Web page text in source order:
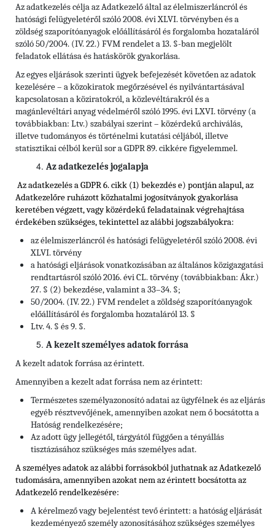
Az adatkezelés célja az Adatkezelő által az élelmiszerláncról és
hatósági felügyeletéről szóló 2008. évi XLVI. törvényben és a
zöldség szaporítóanyagok előállításáról és forgalomba hozataláról
szóló 50/2004. (IV. 22.) FVM rendelet a 13. §-ban megjelölt
feladatok ellátása és hatáskörök gyakorlása.
Az egyes eljárások szerinti ügyek befejezését követően az adatok
kezelésére – a közokiratok megőrzésével és nyilvántartásával
kapcsolatosan a köziratokról, a közlevéltárakról és a
magánlevéltári anyag védelméről szóló 1995. évi LXVI. törvény (a
továbbiakban: Ltv.) szabályai szerint – közérdekű archiválás,
illetve tudományos és történelmi kutatási céljából, illetve
statisztikai célból kerül sor a GDPR 89. cikkére figyelemmel.
Az adatkezelés jogalapja
Az adatkezelés a GDPR 6. cikk (1) bekezdés e) pontján alapul, az
Adatkezelőre ruházott közhatalmi jogosítványok gyakorlása
keretében végzett, vagy közérdekű feladatainak végrehajtása
érdekében szükséges, tekintettelaz alábbi jogszabályokra:
az élelmiszerláncról és hatósági felügyeletéről szóló 2008. évi
XLVI. törvény
a hatósági eljárások vonatkozásában az általános közigazgatási
rendtartásról szóló 2016. évi CL. törvény (továbbiakban: Ákr.)
27. § (2) bekezdése, valamint a 33–34. §;
50/2004. (IV. 22.) FVM rendelet a zöldség szaporítóanyagok
előállításáról és forgalomba hozataláról 13. §
Ltv. 4. § és 9. §.
A kezelt személyes adatok forrása
A kezelt adatok forrása az érintett.
Amennyiben a kezelt adat forrása nem az érintett:
Természetes személyazonosító adatai az ügyfélnek és az eljárás
egyéb résztvevőjének, amennyiben azokat nem ő bocsátotta a
Hatóság rendelkezésére;
Az adott ügy jellegétől, tárgyától függően a tényállás
tisztázásához szükséges más személyes adat.
A személyes adatok az alábbi forrásokból juthatnak az Adatkezelő
tudomására, amennyiben azokat nem az érintett bocsátotta az
Adatkezelő rendelkezésére:
A kérelmező vagy bejelentést tevő érintett: a hatóság eljárását
kezdeményező személy azonosításához szükséges személyes